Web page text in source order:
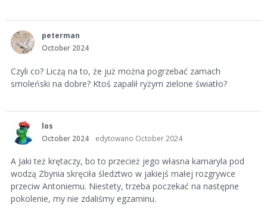
peterman
October 2024
Czyli co? Liczą na to, że już można pogrzebać zamach
smoleński na dobre? Ktoś zapalił ryżym zielone światło?
los
October 2024
edytowano October 2024
A Jaki też krętaczy, bo to przecież jego własna kamaryla pod
wodzą Zbynia skręciła śledztwo w jakiejś małej rozgrywce
przeciw Antoniemu. Niestety, trzeba poczekać na następne
pokolenie, my nie zdaliśmy egzaminu.